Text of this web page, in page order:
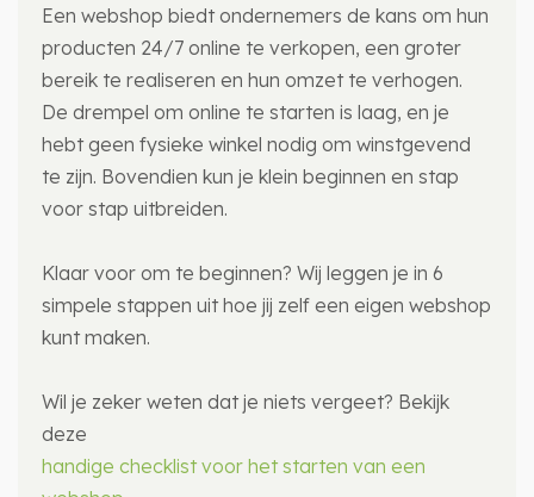
Een webshop biedt ondernemers de kans om hun
producten 24/7 online te verkopen, een groter
bereik te realiseren en hun omzet te verhogen.
De drempel om online te starten is laag, en je
hebt geen fysieke winkel nodig om winstgevend
te zijn. Bovendien kun je klein beginnen en stap
voor stap uitbreiden.
Klaar voor om te beginnen? Wij leggen je in 6
simpele stappen uit hoe jij zelf een eigen webshop
kunt maken.
Wil je zeker weten dat je niets vergeet? Bekijk
deze
handige checklist voor het starten van een